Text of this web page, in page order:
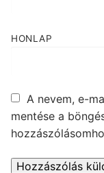
HONLAP
A nevem, e-
mentése a